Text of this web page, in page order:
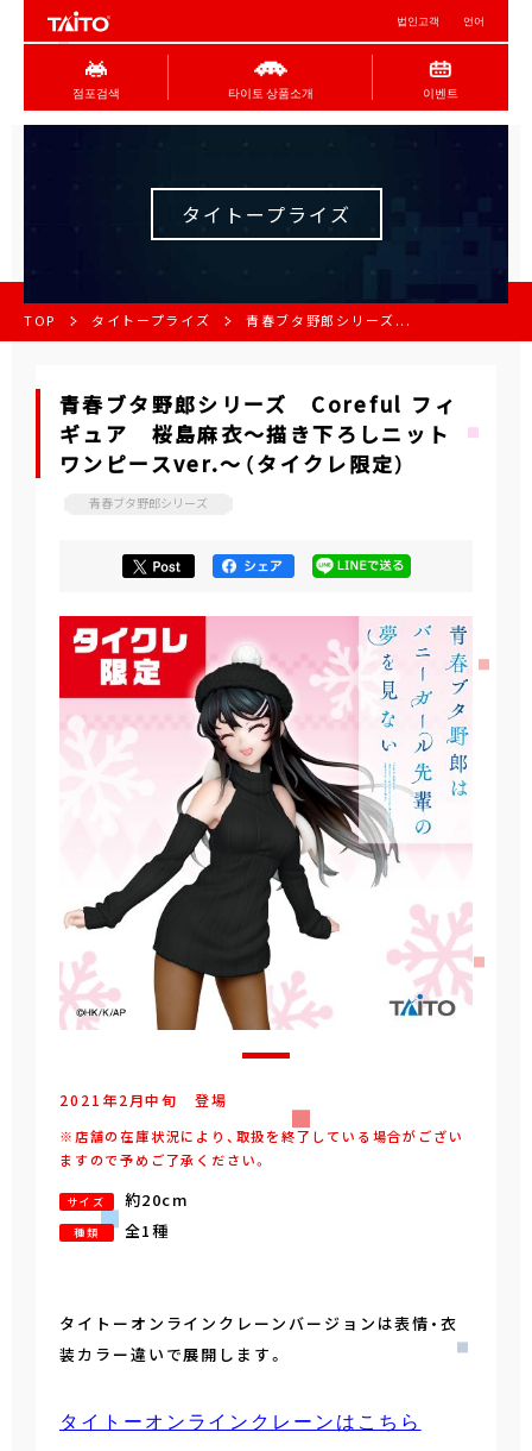
법인고객 언어
점포검색 타이토 상품소개 이벤트
タイトープライズ
TOP タイトープライズ 青春ブタ野郎シリーズ...
青春ブタ野郎シリーズ Coreful フィ
ギュア 桜島麻衣～描き下ろしニット
ワンピースver.～（タイクレ限定）
青春ブタ野郎シリーズ
2021年2月中旬 登場
※店舗の在庫状況により、取扱を終了している場合がござい
ますので予めご了承ください。
サイズ 約20cm
種類 全1種
タイトーオンラインクレーンバージョンは表情・衣
装カラー違いで展開します。
タイトーオンラインクレーンはこちら